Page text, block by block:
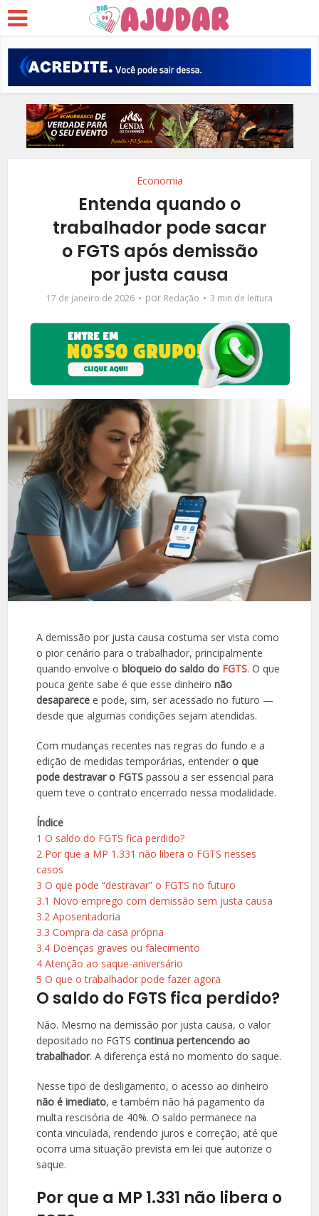
Economia
Entenda quando o
trabalhador pode sacar
o FGTS após demissão
por justa causa
17 de janeiro de 2026 por Redação 3 min de leitura
A demissão por justa causa costuma ser vista como
o pior cenário para o trabalhador, principalmente
quando envolve obloqueio do saldo do FGTS. O que
pouca gente sabe é que esse dinheironão
desaparece e pode, sim, ser acessado no futuro —
desde que algumas condições sejam atendidas.
Com mudanças recentes nas regras do fundo e a
edição de medidas temporárias, entendero que
pode destravar o FGTS passou a ser essencial para
quem teve o contrato encerrado nessa modalidade.
Índice
1 O saldo do FGTS fica perdido?
2 Por que a MP 1.331 não libera o FGTS nesses
casos
3 O que pode “destravar” o FGTS no futuro
3.1 Novo emprego com demissão sem justa causa
3.2 Aposentadoria
3.3 Compra da casa própria
3.4 Doenças graves ou falecimento
4 Atenção ao saque-aniversário
5 O que o trabalhador pode fazer agora
O saldo do FGTS fica perdido?
Não. Mesmo na demissão por justa causa, o valor
depositado no FGTScontinua pertencendo ao
trabalhador. A diferença está no momento do saque.
Nesse tipo de desligamento, o acesso ao dinheiro
não é imediato, e também não há pagamento da
multa rescisória de 40%. O saldo permanece na
conta vinculada, rendendo juros e correção, até que
ocorra uma situação prevista em lei que autorize o
saque.
Por que a MP 1.331 não libera o